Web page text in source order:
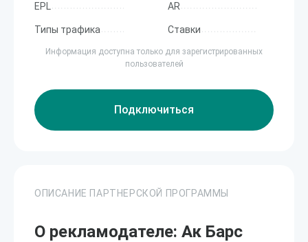
EPL AR
Типы трафика Ставки
Информация доступна только для зарегистрированных
пользователей
Подключиться
ОПИСАНИЕ ПАРТНЕРСКОЙ ПРОГРАММЫ
О рекламодателе: Ак Барс